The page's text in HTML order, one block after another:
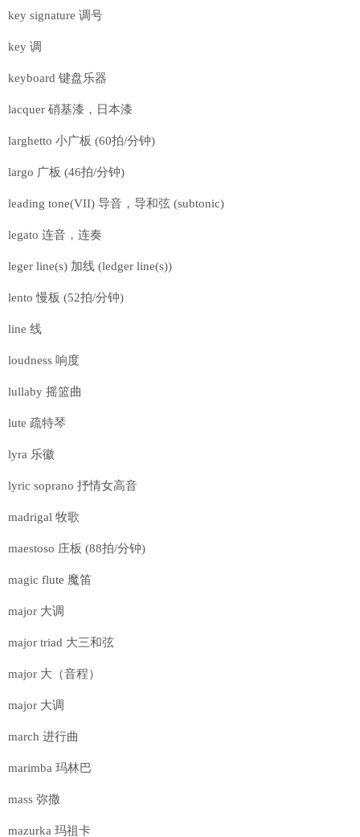
key signature 调号
key 调
keyboard 键盘乐器
lacquer 硝基漆，日本漆
larghetto 小广板 (60拍/分钟)
largo 广板 (46拍/分钟)
leading tone(VII) 导音，导和弦 (subtonic)
legato 连音，连奏
leger line(s) 加线 (ledger line(s))
lento 慢板 (52拍/分钟)
line 线
loudness 响度
lullaby 摇篮曲
lute 疏特琴
lyra 乐徽
lyric soprano 抒情女高音
madrigal 牧歌
maestoso 庄板 (88拍/分钟)
magic flute 魔笛
major 大调
major triad 大三和弦
major 大（音程）
major 大调
march 进行曲
marimba 玛林巴
mass 弥撒
mazurka 玛祖卡